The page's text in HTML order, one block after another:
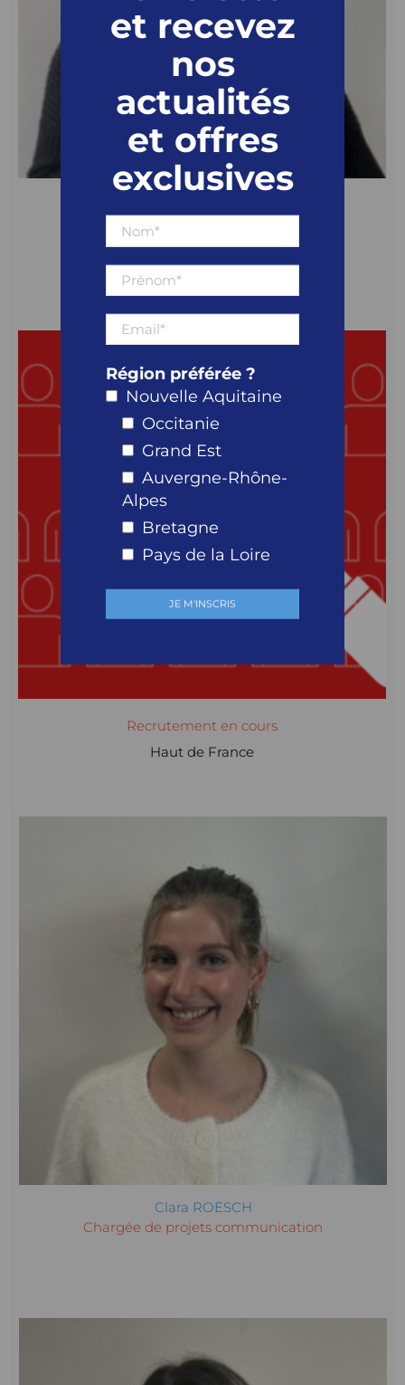
et recevez
nos
actualités
et offres
exclusives
Région préférée ?
Nouvelle Aquitaine
Occitanie
Grand Est
Auvergne-Rhône-
Alpes
Bretagne
Pays de la Loire
Business Developer
06 49 70 74 19
Auvergne Rhône Alpes
Recrutement en cours
Haut de France
Clara ROESCH
Chargée de projets communication